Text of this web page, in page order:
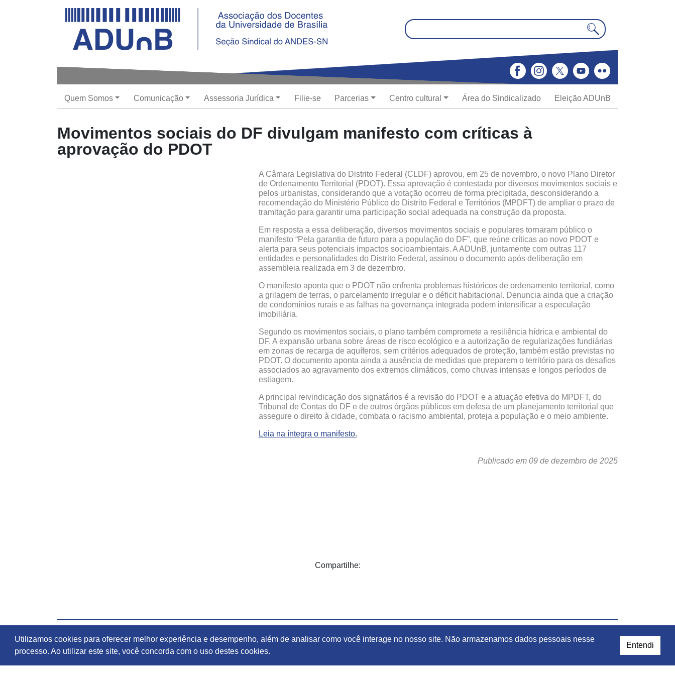
Utilizamos cookies para oferecer melhor experiência e desempenho, além de analisar como você interage no nosso site. Não armazenamos dados pessoais nesse
processo. Ao utilizar este site, você concorda com o uso destes cookies.
Entendi
Quem Somos Comunicação Assessoria Jurídica Filie-se Parcerias Centro cultural Área do Sindicalizado Eleição ADUnB
Movimentos sociais do DF divulgam manifesto com críticas à
aprovação do PDOT
A Câmara Legislativa do Distrito Federal (CLDF) aprovou, em 25 de novembro, o novo Plano Diretor
de Ordenamento Territorial (PDOT). Essa aprovação é contestada por diversos movimentos sociais e
pelos urbanistas, considerando que a votação ocorreu de forma precipitada, desconsiderando a
recomendação do Ministério Público do Distrito Federal e Territórios (MPDFT) de ampliar o prazo de
tramitação para garantir uma participação social adequada na construção da proposta.
Em resposta a essa deliberação, diversos movimentos sociais e populares tornaram público o
manifesto “Pela garantia de futuro para a população do DF”, que reúne críticas ao novo PDOT e
alerta para seus potenciais impactos socioambientais. A ADUnB, juntamente com outras 117
entidades e personalidades do Distrito Federal, assinou o documento após deliberação em
assembleia realizada em 3 de dezembro.
O manifesto aponta que o PDOT não enfrenta problemas históricos de ordenamento territorial, como
a grilagem de terras, o parcelamento irregular e o déficit habitacional. Denuncia ainda que a criação
de condomínios rurais e as falhas na governança integrada podem intensificar a especulação
imobiliária.
Segundo os movimentos sociais, o plano também compromete a resiliência hídrica e ambiental do
DF. A expansão urbana sobre áreas de risco ecológico e a autorização de regularizações fundiárias
em zonas de recarga de aquíferos, sem critérios adequados de proteção, também estão previstas no
PDOT. O documento aponta ainda a ausência de medidas que preparem o território para os desafios
associados ao agravamento dos extremos climáticos, como chuvas intensas e longos períodos de
estiagem.
A principal reivindicação dos signatários é a revisão do PDOT e a atuação efetiva do MPDFT, do
Tribunal de Contas do DF e de outros órgãos públicos em defesa de um planejamento territorial que
assegure o direito à cidade, combata o racismo ambiental, proteja a população e o meio ambiente.
Leia na íntegra o manifesto.
Publicado em 09 de dezembro de 2025
Compartilhe:
Telefone Celular:(61) 98532-1280 | (61) 98405-0596